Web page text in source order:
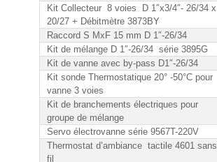
Kit Collecteur 8 voies D 1″x3/4″- 26/34 x
20/27 + Débitmètre 3873BY
Raccord S MxF 15 mm D 1″-26/34
Kit de mélange D 1″-26/34 série 3895G
Kit de vanne avec by-pass D1″-26/34
Kit sonde Thermostatique 20° -50°C pour
vanne 3 voies
Kit de branchements électriques pour
groupe de mélange
Servo électrovanne série 9567T-220V
Thermostat d’ambiance tactile 4601 sans
fil